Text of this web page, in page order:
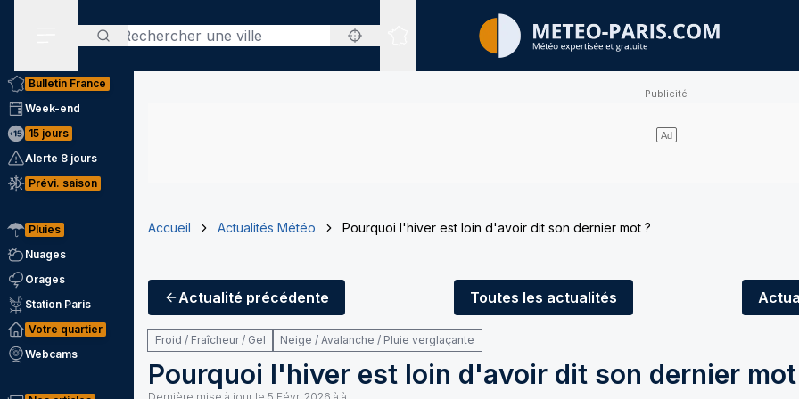
Rechercher
Sites expertisés
Bulletin France
Week-end
15 jours
Alerte 8 jours
Prévi. saison
Pluies
Nuages
Orages
Station Paris
Votre quartier
Webcams
Accueil Actualités Météo Pourquoi l'hiver est loin d'avoir dit son dernier mot ?
Actualité précédente Toutes les actualités
Froid / Fraîcheur / Gel Neige / Avalanche / Pluie verglaçante
Pourquoi l'hiver est loin d'avoir dit son dernier mot